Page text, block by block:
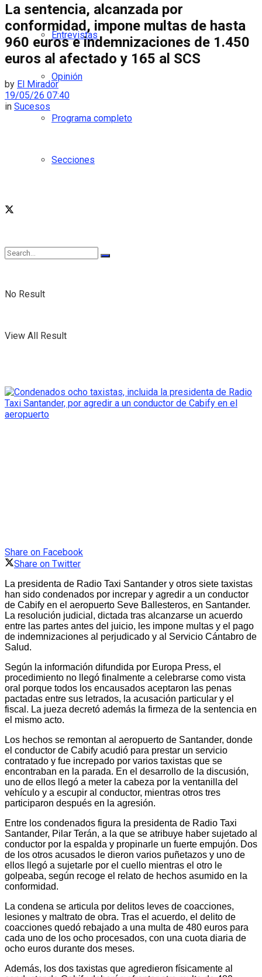
Entrevistas
Opinión
Programa completo
Secciones
No Result
View All Result
La sentencia, alcanzada por
conformidad, impone multas de hasta
960 euros e indemnizaciones de 1.450
euros al afectado y 165 al SCS
by El Mirador
19/05/26 07:40
in Sucesos
Share on Facebook
Share on Twitter
La presidenta de Radio Taxi Santander y otros siete taxistas
han sido condenados por increpar y agredir a un conductor
de Cabify en el aeropuerto Seve Ballesteros, en Santander.
La resolución judicial, dictada tras alcanzarse un acuerdo
entre las partes antes del juicio, les impone multas y el pago
de indemnizaciones al perjudicado y al Servicio Cántabro de
Salud.
Según la información difundida por Europa Press, el
procedimiento no llegó finalmente a celebrarse como vista
oral porque todos los encausados aceptaron las penas
pactadas entre sus letrados, la acusación particular y el
fiscal. La jueza decretó además la firmeza de la sentencia en
el mismo acto.
Los hechos se remontan al aeropuerto de Santander, donde
el conductor de Cabify acudió para prestar un servicio
contratado y fue increpado por varios taxistas que se
encontraban en la parada. En el desarrollo de la discusión,
uno de ellos llegó a meter la cabeza por la ventanilla del
vehículo y a escupir al conductor, mientras otros tres
participaron después en la agresión.
Entre los condenados figura la presidenta de Radio Taxi
Santander, Pilar Terán, a la que se atribuye haber sujetado al
conductor por la espalda y propinarle un fuerte empujón. Dos
de los otros acusados le dieron varios puñetazos y uno de
ellos llegó a sujetarle por el cuello mientras el otro le
golpeaba, según recoge el relato de hechos asumido en la
conformidad.
La condena se articula por delitos leves de coacciones,
lesiones y maltrato de obra. Tras el acuerdo, el delito de
coacciones quedó rebajado a una multa de 480 euros para
cada uno de los ocho procesados, con una cuota diaria de
ocho euros durante dos meses.
Además, los dos taxistas que agredieron físicamente al